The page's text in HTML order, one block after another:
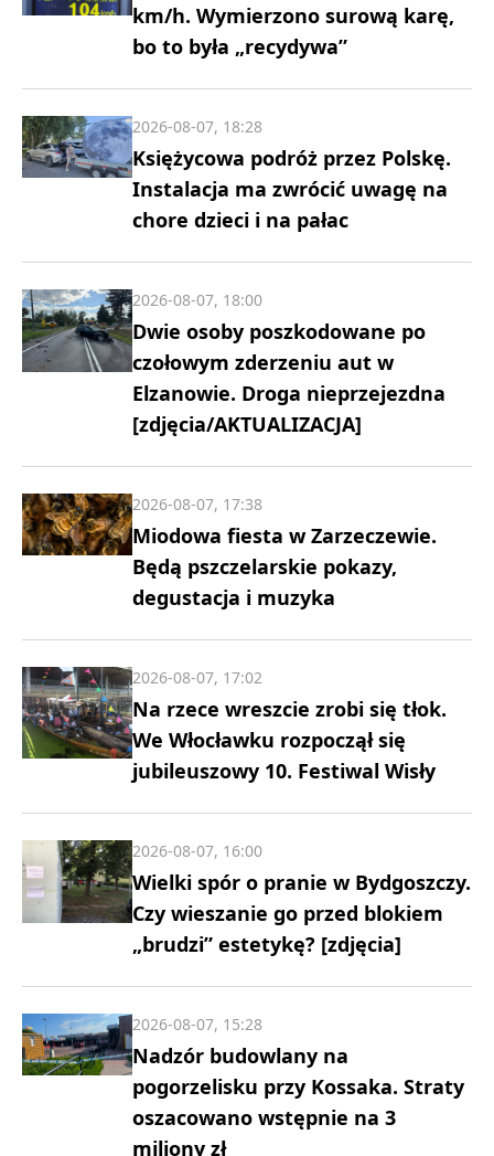
km/h. Wymierzono surową karę,
bo to była „recydywa”
Księżycowa podróż przez Polskę.
Instalacja ma zwrócić uwagę na
chore dzieci i na pałac
2026-08-07, 18:28
Dwie osoby poszkodowane po
czołowym zderzeniu aut w
Elzanowie. Droga nieprzejezdna
[zdjęcia/AKTUALIZACJA]
2026-08-07, 18:00
Miodowa fiesta w Zarzeczewie.
Będą pszczelarskie pokazy,
degustacja i muzyka
2026-08-07, 17:38
Na rzece wreszcie zrobi się tłok.
We Włocławku rozpoczął się
jubileuszowy 10. Festiwal Wisły
2026-08-07, 17:02
Wielki spór o pranie w Bydgoszczy.
Czy wieszanie go przed blokiem
„brudzi” estetykę? [zdjęcia]
2026-08-07, 16:00
Nadzór budowlany na
pogorzelisku przy Kossaka. Straty
oszacowano wstępnie na 3
miliony zł
2026-08-07, 15:28